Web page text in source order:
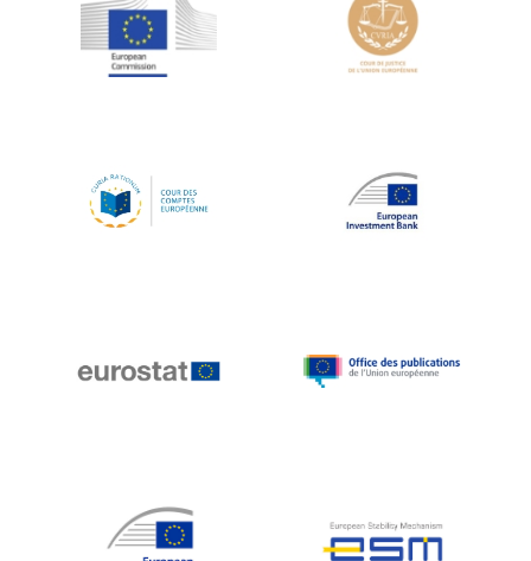
Jean-Louis Schiltz
Jean-Victor Louis
Johnny Åkerholm
Katharien L.C. Hunt
Klaus-Heiner Lehne
Koen LENAERTS